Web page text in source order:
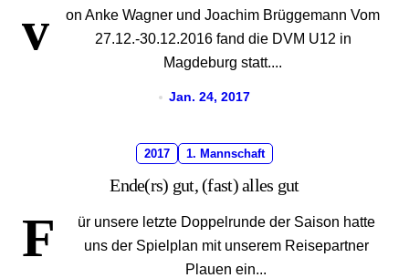
v
on Anke Wagner und Joachim Brüggemann Vom
27.12.-30.12.2016 fand die DVM U12 in
Magdeburg statt....
Jan. 24, 2017
2017 1. Mannschaft
Ende(rs) gut, (fast) alles gut
F
ür unsere letzte Doppelrunde der Saison hatte
uns der Spielplan mit unserem Reisepartner
Plauen ein...